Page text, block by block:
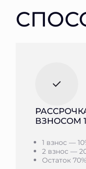
ВЗНОСОМ
1 взнос —
2 взнос —
Остаток